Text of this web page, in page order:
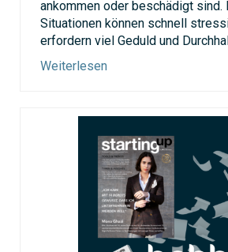
ankommen oder beschädigt sind.
Situationen können schnell
erfordern viel Geduld und
Weiterlesen